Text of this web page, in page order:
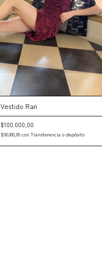
Vestido Ran
$100.000,00
$90.000,00 con Transferencia o depósito